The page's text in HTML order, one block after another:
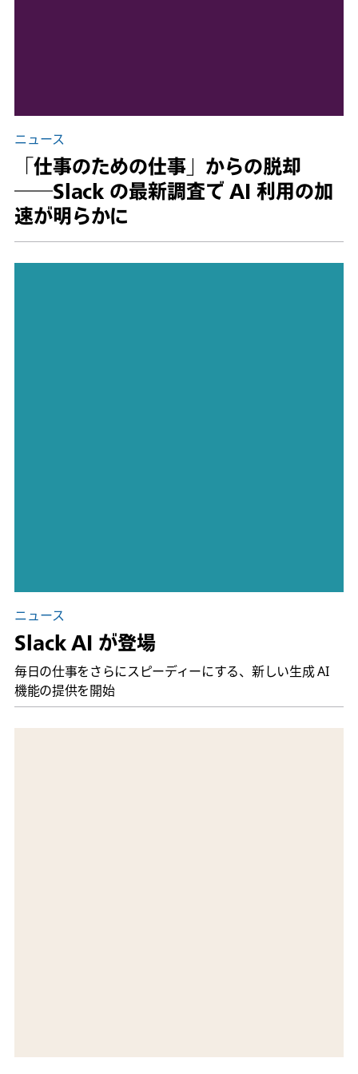
ニュース
「仕事のための仕事」からの脱却
――Slack の最新調査で AI 利用の加
速が明らかに
ニュース
Slack AI が登場
毎日の仕事をさらにスピーディーにする、新しい生成 AI
機能の提供を開始